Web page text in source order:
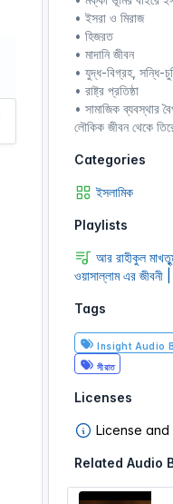
অর্থ সাহায্য করুন। আমরা একটি
• ইসরা ও মিরাজ
• হিজরত
• মাদানি জীবন
• যুদ্ধ-বিগ্রহ, সন্ধি-
• রাষ্ট্র প্রতিষ্ঠা
• সামাজিক ব্যবস্থার
লৌকিক জীবন থেকে
Categories
ইসলামিক
Playlists
আর রাহীকুল
ওয়াসাল্লাম এর
Tags
Insight Audio
সীরাত
Licenses
License
Related Audio